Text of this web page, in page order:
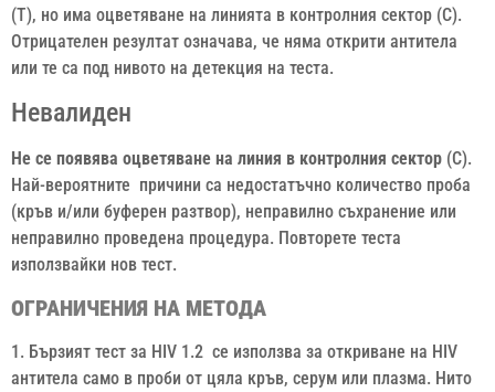
(Т), но има оцветяване на линията в контролния сектор (С).
Отрицателен резултат означава, че няма открити антитела
или те са под нивото на детекция на теста.
Невалиден
Не се появява оцветяване на линия в контролния сектор (С).
Най-вероятните причини са недостатъчно количество проба
(кръв и/или буферен разтвор), неправилно съхранение или
неправилно проведена процедура. Повторете теста
използвайки нов тест.
ОГРАНИЧЕНИЯ НА МЕТОДА
1. Бързият тест за HIV 1.2 се използва за откриване на HIV
антитела само в проби от цяла кръв, серум или плазма. Нито